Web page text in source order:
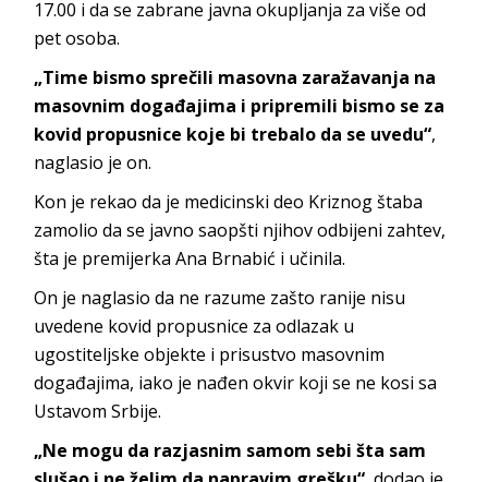
17.00 i da se zabrane javna okupljanja za više od
pet osoba.
„Time bismo sprečili masovna zaražavanja na
masovnim događajima i pripremili bismo se za
kovid propusnice koje bi trebalo da se uvedu“,
naglasio je on.
Kon je rekao da je medicinski deo Kriznog štaba
zamolio da se javno saopšti njihov odbijeni zahtev,
šta je premijerka Ana Brnabić i učinila.
On je naglasio da ne razume zašto ranije nisu
uvedene kovid propusnice za odlazak u
ugostiteljske objekte i prisustvo masovnim
događajima, iako je nađen okvir koji se ne kosi sa
Ustavom Srbije.
„Ne mogu da razjasnim samom sebi šta sam